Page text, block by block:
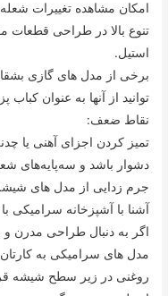
امکان مشاهده تغییرات شعله
تنوع بالا در طراحی قطعات
استیل.
برخی از مدل های گازی
توانید از آنها به عنوان کباب
نقاط ضعف:
تمیز کردن اجزای آهنی یا
دشوار باشد و سه‌پایه‌های
جرم زدایی از مدل های
آشنا با آشپزخانه سرامیکی
اگر به دنبال طراحی مدرن و
مدل های سرامیکی به
روغنی در زیر سطح شیشه